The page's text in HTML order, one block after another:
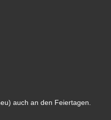
auch an den Feiertagen.